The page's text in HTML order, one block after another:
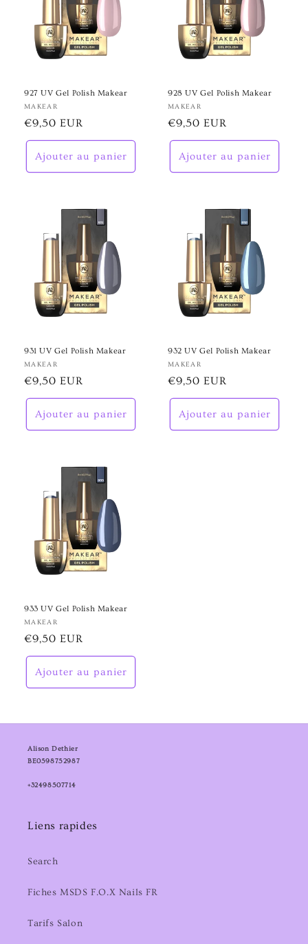
927 UV Gel Polish Makear
Fournisseur :
MAKEAR
Prix
habituel
€9,50 EUR
Ajouter au panier
928 UV Gel Polish Makear
Fournisseur :
MAKEAR
Prix
habituel
€9,50 EUR
Ajouter au panier
931 UV Gel Polish Makear
Fournisseur :
MAKEAR
Prix
habituel
€9,50 EUR
Ajouter au panier
932 UV Gel Polish Makear
Fournisseur :
MAKEAR
Prix
habituel
€9,50 EUR
Ajouter au panier
933 UV Gel Polish Makear
Fournisseur :
MAKEAR
Prix
habituel
€9,50 EUR
Ajouter au panier
Alison Dethier
BE0598752987
+32498507714
Liens rapides
Search
Fiches MSDS F.O.X Nails FR
Tarifs Salon